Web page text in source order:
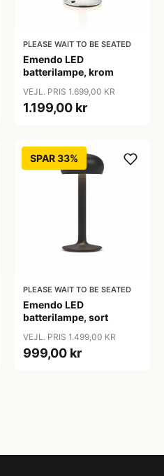
PLEASE WAIT TO BE SEATED
Emendo LED
batterilampe, krom
VEJL. PRIS 1.699,00 KR
1.199,00 kr
SPAR 33%
PLEASE WAIT TO BE SEATED
Emendo LED
batterilampe, sort
VEJL. PRIS 1.499,00 KR
999,00 kr